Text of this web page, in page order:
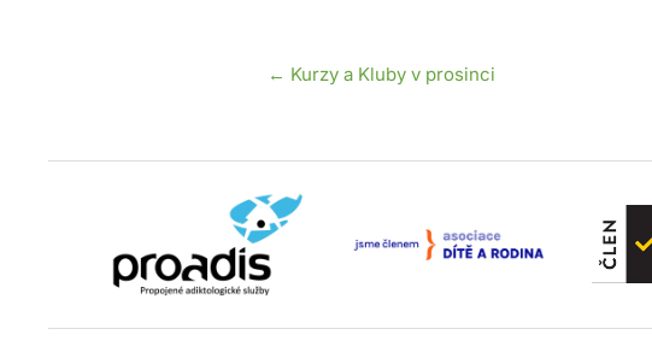
Posts
← Kurzy a Kluby v prosinci